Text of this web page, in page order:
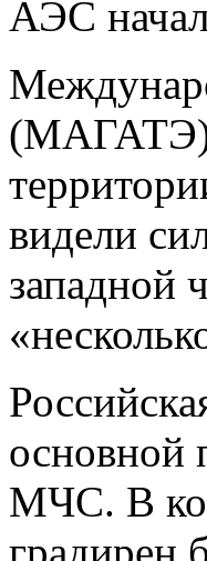
АЭС
(МАГАТЭ),
видели
западной
основной
МЧС. В
градирен